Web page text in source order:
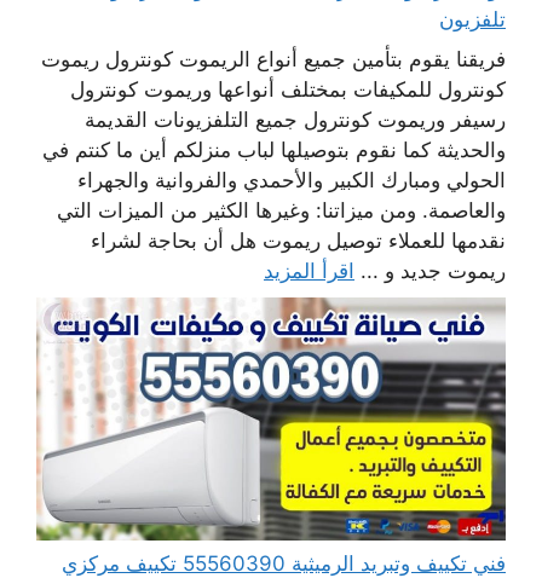
تلفزيون
فريقنا يقوم بتأمين جميع أنواع الريموت كونترول ريموت
كونترول للمكيفات بمختلف أنواعها وريموت كونترول
رسيفر وريموت كونترول جميع التلفزيونات القديمة
والحديثة كما نقوم بتوصيلها لباب منزلكم أين ما كنتم في
الحولي ومبارك الكبير والأحمدي والفروانية والجهراء
والعاصمة. ومن ميزاتنا: وغيرها الكثير من الميزات التي
نقدمها للعملاء توصيل ريموت هل أن بحاجة لشراء
ريموت جديد و ... اقرأ المزيد
فني تكييف وتبريد الرميثية 55560390 تكييف مركزي